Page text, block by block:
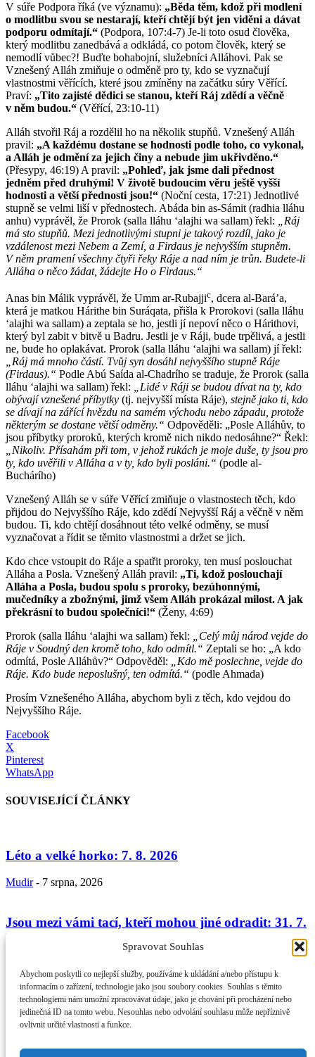
Spravovat Souhlas
Abychom poskytli co nejlepší služby, používáme k ukládání a/nebo přístupu k
informacím o zařízení, technologie jako jsou soubory cookies. Souhlas s těmito
technologiemi nám umožní zpracovávat údaje, jako je chování při procházení nebo
jedinečná ID na tomto webu. Nesouhlas nebo odvolání souhlasu může nepříznivě
ovlivnit určité vlastnosti a funkce.
V súře Podpora říká (ve významu): „Běda těm, kdož při modlení
o modlitbu svou se nestarají, kteří chtějí být jen viděni a dávat
podporu odmítají.“ (Podpora, 107:4-7) Je-li toto osud člověka,
který modlitbu zanedbává a odkládá, co potom člověk, který se
nemodlí vůbec?! Buďte bohabojní, služebníci Alláhovi. Pak se
Vznešený Alláh zmiňuje o odměně pro ty, kdo se vyznačují
vlastnostmi věřících, které jsou zmíněny na začátku súry Věřící.
Praví: „Tito zajisté dědici se stanou, kteří Ráj zdědí a věčně
v něm budou.“ (Věřící, 23:10-11)
Alláh stvořil Ráj a rozdělil ho na několik stupňů. Vznešený Alláh
pravil: „A každému dostane se hodnosti podle toho, co vykonal,
a Alláh je odmění za jejich činy a nebude jim ukřivděno.“
(Přesypy, 46:19) A pravil: „Pohleď, jak jsme dali přednost
jedněm před druhými! V životě budoucím věru ještě vyšší
hodnosti a větší přednosti jsou!“ (Noční cesta, 17:21) Jednotlivé
stupně se velmi liší v přednostech. Abáda bin as-Sámit (radhia lláhu
anhu) vyprávěl, že Prorok (salla lláhu ʻalajhi wa sallam) řekl:
„Ráj
má sto stupňů. Mezi jednotlivými stupni je takový rozdíl, jako je
vzdálenost mezi Nebem a Zemí, a Firdaus je nejvyšším stupněm.
V něm pramení všechny čtyři řeky Ráje a nad ním je trůn. Budete-li
Alláha o něco žádat, žádejte Ho o Firdaus.“
Anas bin Málik vyprávěl, že Umm ar-Rubajjic, dcera al-Bará’a,
která je matkou Hárithe bin Suráqata, přišla k Prorokovi (salla lláhu
ʻalajhi wa sallam) a zeptala se ho, jestli jí nepoví něco o Hárithovi,
který byl zabit v bitvě u Badru. Jestli je v Ráji, bude trpělivá, a jestli
ne, bude ho oplakávat. Prorok (salla lláhu ʻalajhi wa sallam) jí řekl:
„Ráj má mnoho částí. Tvůj syn dosáhl nejvyššího stupně Ráje
(Firdaus).“ Podle Abú Saída al-Chadrího se traduje, že Prorok (salla
lláhu ʻalajhi wa sallam) řekl: „Lidé v Ráji se budou dívat na ty, kdo
obývají vznešené příbytky (tj. nejvyšší místa Ráje), stejně jako ti, kdo
se dívají na zářící hvězdu na samém východu nebo západu, protože
některým se dostane větší odměny.“ Odpověděli: „Posle Alláhův, to
jsou příbytky proroků, kterých kromě nich nikdo nedosáhne?“ Řekl:
„Nikoliv. Přísahám při tom, v jehož rukách je moje duše, ty jsou pro
ty, kdo uvěřili v Alláha a v ty, kdo byli posláni.“ (podle al-
Buchárího)
Vznešený Alláh se v súře Věřící zmiňuje o vlastnostech těch, kdo
přijdou do Nejvyššího Ráje, kdo zdědí Nejvyšší Ráj a věčně v něm
budou. Ti, kdo chtějí dosáhnout této velké odměny, se musí
vyznačovat a řídit se těmito vlastnostmi a držet se jich.
Kdo chce vstoupit do Ráje a spatřit proroky, ten musí poslouchat
Alláha a Posla. Vznešený Alláh pravil: „Ti, kdož poslouchají
Alláha a Posla, budou spolu s proroky, bezúhonnými,
mučedníky a zbožnými, jimž všem Alláh prokázal milost. A jak
překrásní to budou společníci!“ (Ženy, 4:69)
Prorok (salla lláhu ʻalajhi wa sallam) řekl: „Celý můj národ vejde do
Ráje v Soudný den kromě toho, kdo odmítl.“ Zeptali se ho: „A kdo
odmítá, Posle Alláhův?“ Odpověděl: „Kdo mě poslechne, vejde do
Ráje. Kdo bude neposlušný, ten odmítá.“ (podle Ahmada)
Prosím Vznešeného Alláha, abychom byli z těch, kdo vejdou do
Nejvyššího Ráje.
Facebook
X
Pinterest
WhatsApp
SOUVISEJÍCÍ ČLÁNKY
Léto a velké horko: 7. 8. 2026
Mudir - 7 srpna, 2026
Jsou mezi vámi tací, kteří mohou jiné odradit: 31. 7.
2026
Umění jednat s lidmi II. – přiznání chyby – morálka
věřícího a...
Mudir - 24 července, 2026